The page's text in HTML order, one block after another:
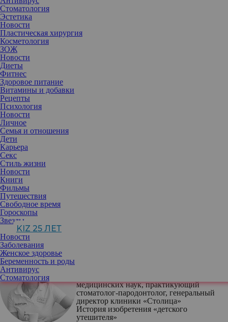
Стоматология
Эстетика
Новости
Пластическая хирургия
Косметология
ЗОЖ
Новости
Диеты
Фитнес
Здоровое питание
Витамины и добавки
Рецепты
Психология
Новости
Личное
Семья и отношения
Дети
Карьера
Секс
Стиль жизни
Новости
Книги
Фильмы
Путешествия
Свободное время
Гороскопы
Звезды
KIZ 25 ЛЕТ
Новости
Заболевания
Женское здоровье
Беременность и роды
Антивирус
Стоматология
Пустышка – верный помощник родителей: она успокаивает
малыша, даря маме и папе ценные минуты передышки. Многие
считают ее абсолютно безобидным аксессуаром, но это большая
ошибка. Длительное сосание может оставить след не только в
детских воспоминаниях – оно способно изменить мышечный
тонус, прикус и форму лица.
медицинских наук, практикующий
стоматолог-пародонтолог, генеральный
директор клиники «Столица»
История изобретения «детского
утешителя»